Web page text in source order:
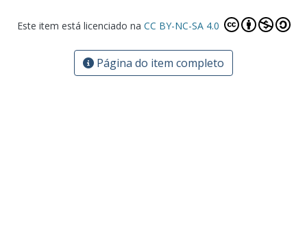
Este item está licenciado na CC BY-NC-SA 4.0
Página do item completo